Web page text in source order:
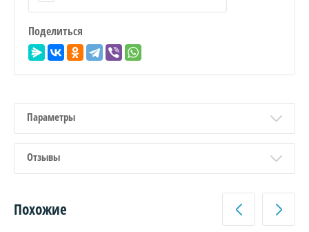
Поделиться
Параметры
Отзывы
Похожие